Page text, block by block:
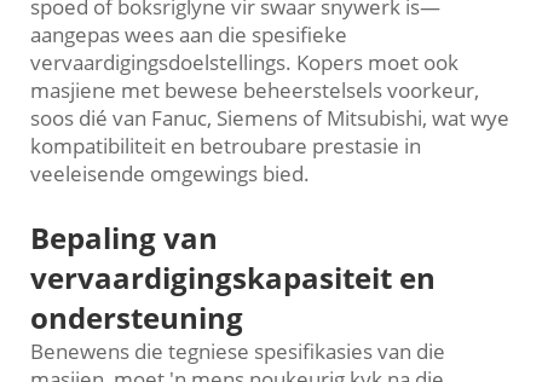
spoed of boksriglyne vir swaar snywerk is—
aangepas wees aan die spesifieke
vervaardigingsdoelstellings. Kopers moet ook
masjiene met bewese beheerstelsels voorkeur,
soos dié van Fanuc, Siemens of Mitsubishi, wat wye
kompatibiliteit en betroubare prestasie in
veeleisende omgewings bied.
Bepaling van
vervaardigingskapasiteit en
ondersteuning
Benewens die tegniese spesifikasies van die